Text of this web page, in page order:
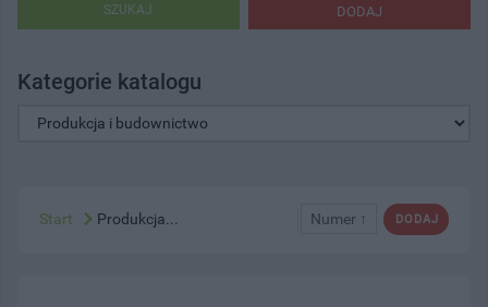
DODAJ
SZUKAJ
Kategorie katalogu
DODAJ
Numer ↑
Start Produkcja...